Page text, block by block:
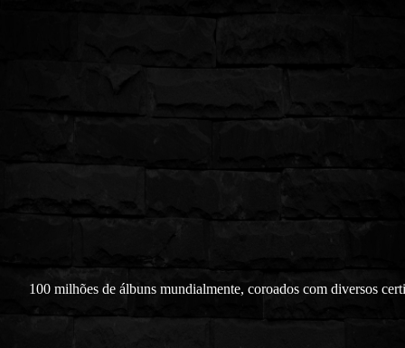
100 milhões de álbuns mundialmente, coroados com diversos